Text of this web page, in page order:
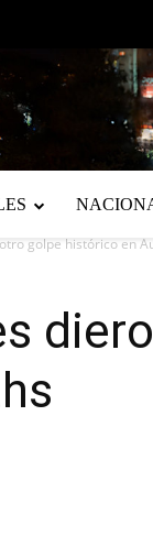
golpe histórico en